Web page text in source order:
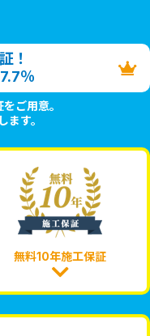
！
％
ご用意。
す。
無料10年施工保証